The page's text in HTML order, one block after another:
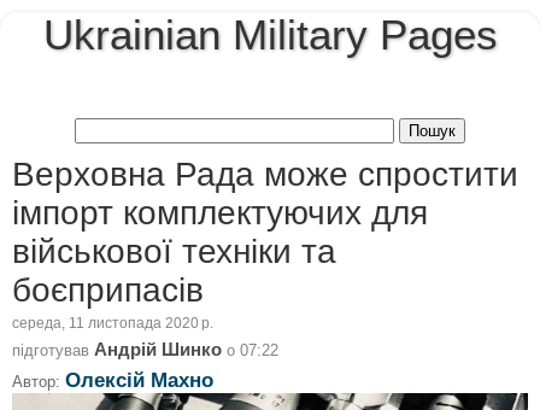
Ukrainian Military Pages
Верховна Рада може спростити
імпорт комплектуючих для
військової техніки та
боєприпасів
середа, 11 листопада 2020 р.
підготував Андрій Шинко о 07:22
Автор: Олексій Махно